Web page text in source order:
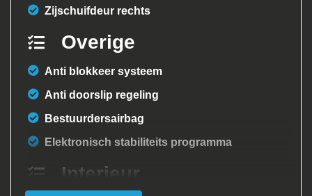
Zijschuifdeur rechts
Overige
Anti blokkeer systeem
Anti doorslip regeling
Bestuurdersairbag
Elektronisch stabiliteits programma
Interieur